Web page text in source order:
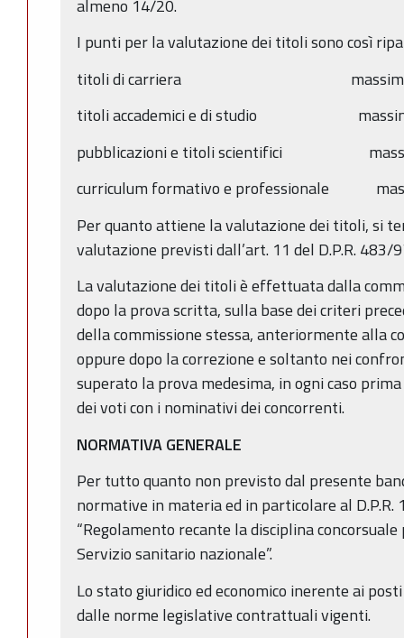
almeno 14/20.
I punti per la valutazione dei titoli sono così
titoli di carriera massimo
titoli accademici e di studio
pubblicazioni e titoli scientifici
curriculum formativo e professionale
Per quanto attiene la valutazione dei titoli, si
valutazione previsti dall’art. 11 del D.P.R. 483/
La valutazione dei titoli è effettuata dalla
dopo la prova scritta, sulla base dei criteri
della commissione stessa, anteriormente alla
oppure dopo la correzione e soltanto nei
superato la prova medesima, in ogni caso
dei voti con i nominativi dei concorrenti.
NORMATIVA GENERALE
Per tutto quanto non previsto dal presente
normative in materia ed in particolare al
“Regolamento recante la disciplina
Servizio sanitario nazionale”.
Lo stato giuridico ed economico inerente ai
dalle norme legislative contrattuali vigenti.